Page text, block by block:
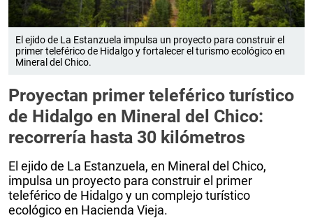
El ejido de La Estanzuela impulsa un proyecto para construir el
primer teleférico de Hidalgo y fortalecer el turismo ecológico en
Mineral del Chico.
Proyectan primer teleférico turístico
de Hidalgo en Mineral del Chico:
recorrería hasta 30 kilómetros
El ejido de La Estanzuela, en Mineral del Chico,
impulsa un proyecto para construir el primer
teleférico de Hidalgo y un complejo turístico
ecológico en Hacienda Vieja.